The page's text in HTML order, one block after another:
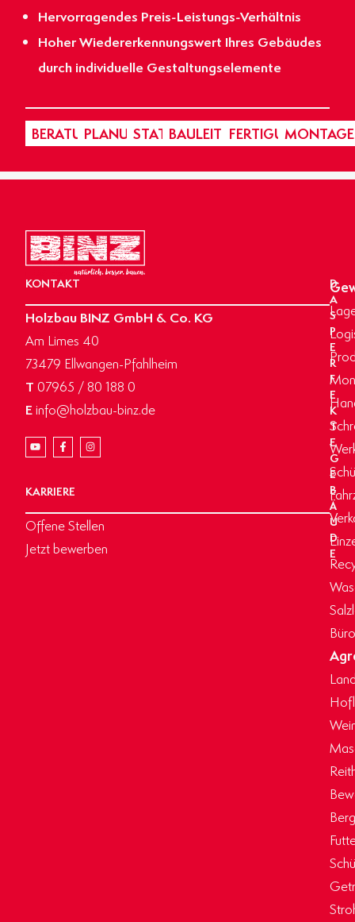
Hervorragendes Preis-Leistungs-Verhältnis
Hoher Wiedererkennungswert Ihres Gebäudes
durch individuelle Gestaltungselemente
BERATUNGPLANUNGSTATIKBAULEITUNGFERTIGUNGMONTAGE
KONTAKT
Holzbau BINZ GmbH & Co. KG
Am Limes 40
73479 Ellwangen-Pfahlheim
T 07965 / 80 188 0
Einfo@holzbau-binz.de
KARRIERE
Offene Stellen
Jetzt bewerben
D
A
S
P
E
R
F
E
K
T
E
G
E
B
Ä
U
D
E